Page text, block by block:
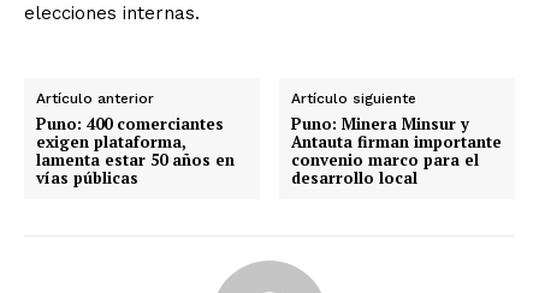
elecciones internas.
Artículo anterior
Puno: 400 comerciantes
exigen plataforma,
lamenta estar 50 años en
vías públicas
Artículo siguiente
Puno: Minera Minsur y
Antauta firman importante
convenio marco para el
desarrollo local